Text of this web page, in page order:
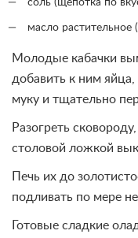
масло растительное
Молодые кабачки
добавить к ним
муку и тщательно
Разогреть
столовой ложкой
Печь их до
подливать по мере
Готовые сладкие